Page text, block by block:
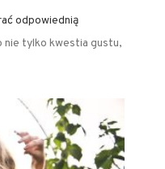
odpowiednią
nie tylko kwestia gustu,